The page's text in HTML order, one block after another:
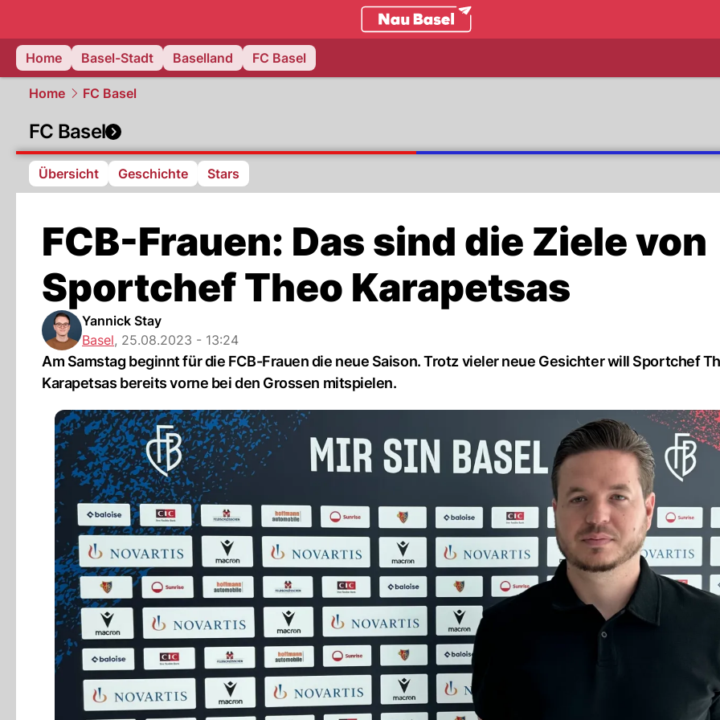
basel.
Home
Basel-Stadt Baselland FC Basel
Home FC Basel
FC Basel
Übersicht Geschichte Stars
FCB-Frauen: Das sind die Ziele von
Sportchef Theo Karapetsas
Yannick Stay
Basel, 25.08.2023 - 13:24
Am Samstag beginnt für die FCB-Frauen die neue Saison. Trotz vieler neue Gesichter will Sportchef
Karapetsas bereits vorne bei den Grossen mitspielen.